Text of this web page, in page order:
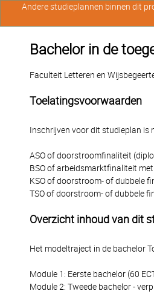
Bachelor in de
Faculteit Letteren en
Toelatingsvoorwaarden
Inschrijven voor dit studieplan is
ASO of doorstroomfinaliteit
BSO of arbeidsmarktfinaliteit
KSO of doorstroom- of dubbele
TSO of doorstroom- of dubbele
Overzicht inhoud van dit
Het modeltraject in de bachelor
Module 1: Eerste bachelor (60
Module 2: Tweede bachelor -
Andere studieplannen binnen dit